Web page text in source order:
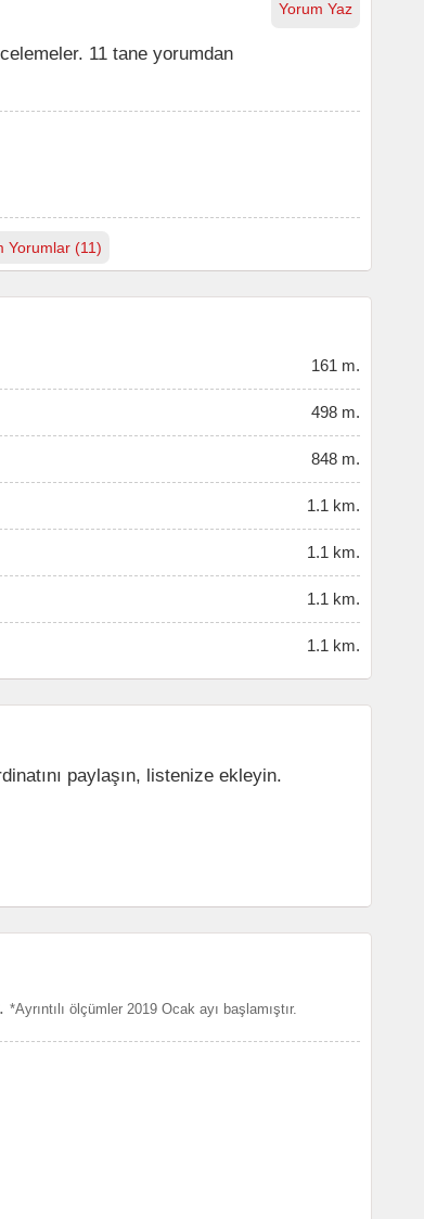
Yorum Yaz
11 tane yorumdan
Yorumlar (11)
161 m.
498 m.
848 m.
1.1 km.
1.1 km.
1.1 km.
1.1 km.
paylaşın, listenize ekleyin.
*Ayrıntılı ölçümler 2019 Ocak ayı başlamıştır.